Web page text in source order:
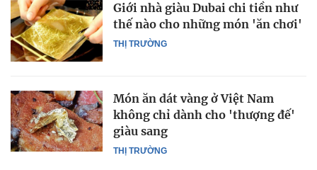
THỊ TRƯỜNG
Giới nhà giàu Dubai chi tiền như
thế nào cho những món 'ăn chơi'
THỊ TRƯỜNG
Món ăn dát vàng ở Việt Nam
không chỉ dành cho 'thượng đế'
giàu sang